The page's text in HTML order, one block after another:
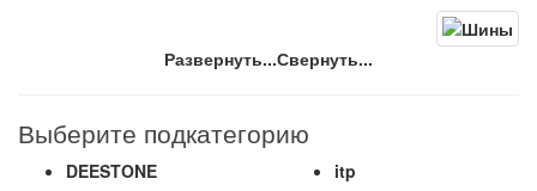
Развернуть...Свернуть...
Выберите подкатегорию
DEESTONE
itp